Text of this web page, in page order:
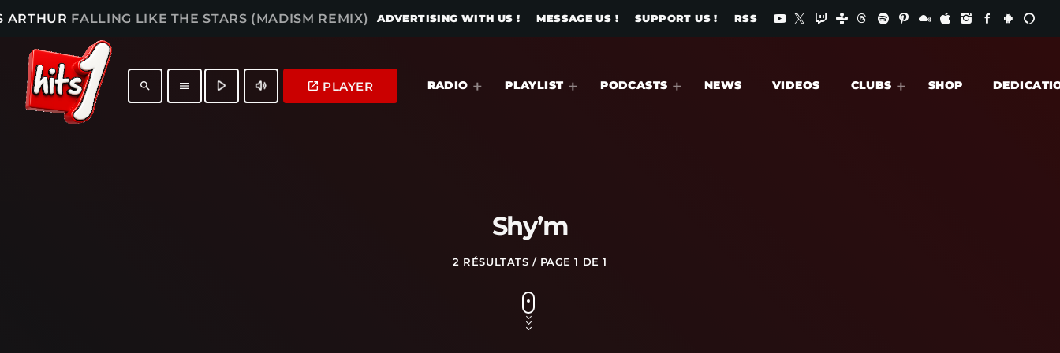
ARTHUR FALLING LIKE THE STARS (MADISM REMIX) ADVERTISING WITH US ! MESSAGE US ! SUPPORT US ! RSS
RADIO PLAYLIST PODCASTS NEWS VIDEOS CLUBS SHOP
search menu play_arrow volume_up launch PLAYER
Shy’m
2 RÉSULTATS / PAGE 1 DE 1